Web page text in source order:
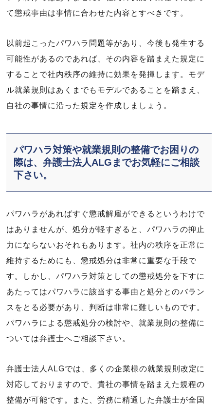
て懲戒事由は事情に合わせた内容とすべきです。
以前起こったパワハラ問題等があり、今後も発生する
可能性があるのであれば、その内容を踏まえた規定に
することで社内秩序の維持に効果を発揮します。モデ
ル就業規則はあくまでもモデルであることを踏まえ、
自社の事情に沿った規定を作成しましょう。
パワハラ対策や就業規則の整備でお困りの
際は、弁護士法人ALGまでお気軽にご相談
下さい。
パワハラがあればすぐ懲戒解雇ができるというわけで
はありませんが、処分が軽すぎると、パワハラの抑止
力にならないおそれもあります。社内の秩序を正常に
維持するためにも、懲戒処分は非常に重要な手段で
す。しかし、パワハラ対策としての懲戒処分を下すに
あたってはパワハラに該当する事由と処分とのバラン
スをとる必要があり、判断は非常に難しいものです。
パワハラによる懲戒処分の検討や、就業規則の整備に
ついては弁護士へご相談下さい。
弁護士法人ALGでは、多くの企業様の就業規則改定に
対応しておりますので、貴社の事情を踏まえた規程の
整備が可能です。また、労務に精通した弁護士が全国